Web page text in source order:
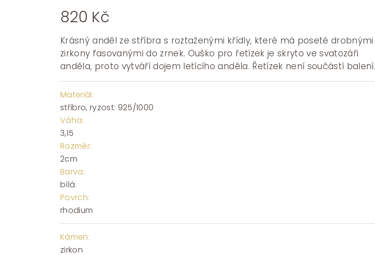
820 Kč
Krásný anděl ze stříbra s roztaženými křídly, které má poseté drobnými
zirkony fasovanými do zrnek. Ouško pro řetízek je skryto ve svatozáři
anděla, proto vytváří dojem letícího anděla. Řetízek není součástí
Materiál:
stříbro, ryzost: 925/1000
Váha:
3,15
Rozměr:
2cm
Barva:
bílá
Povrch:
rhodium
Kámen:
zirkon